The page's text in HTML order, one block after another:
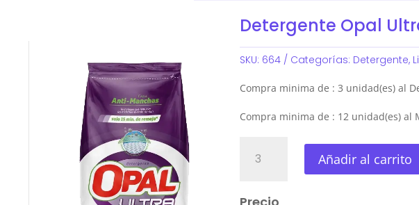
Detergente Opal
SKU: 664 Categorías: Detergente,
Compra minima de : 3 unidad(es) al
Compra minima de : 12 unidad(es) al
Opal
Añadir al carrito